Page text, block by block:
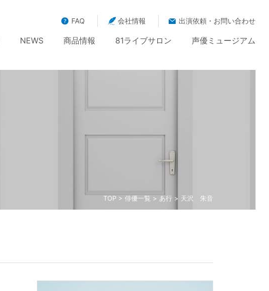
FAQ 会社情報 出演依頼・お問い合わせ
NEWS 商品情報 81ライブサロン 声優ミュージアム
TOP> 俳優一覧 > あ行> 天沢 朱音